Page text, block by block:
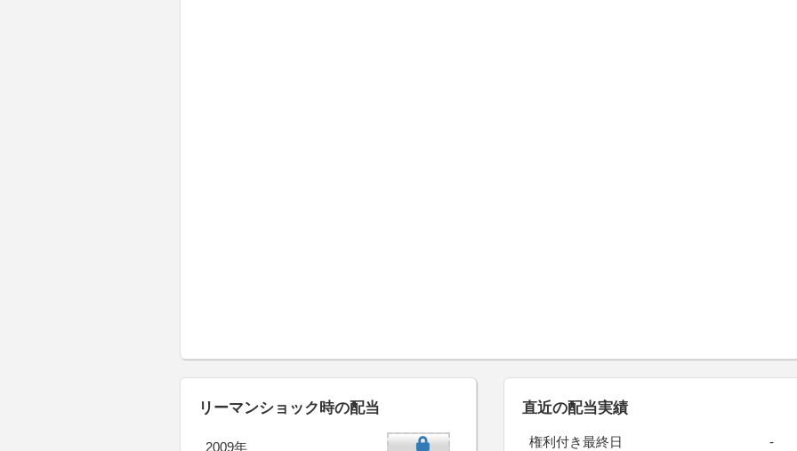
リーマンショック時の配当
2009年
直近の配当実績
権利付き最終日 -